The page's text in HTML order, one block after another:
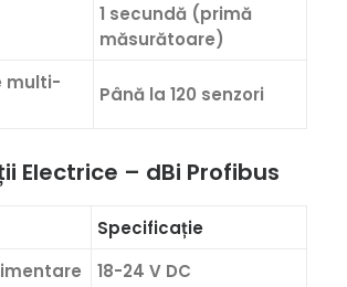
1 secundă (primă
măsurătoare)
multi-
Până la 120 senzori
Electrice – dBi Profibus
Specificație
18-24 V DC